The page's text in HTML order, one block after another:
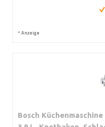
* Anzeige
Bosch